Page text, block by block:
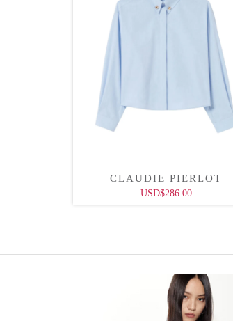
CLAUDIE PIERLOT
USD$286.00